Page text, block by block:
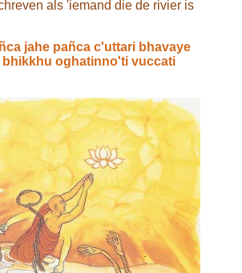
als 'iemand die de rivier is
jahe pañca c'uttari bhavaye
bhikkhu oghatinno'ti vuccati